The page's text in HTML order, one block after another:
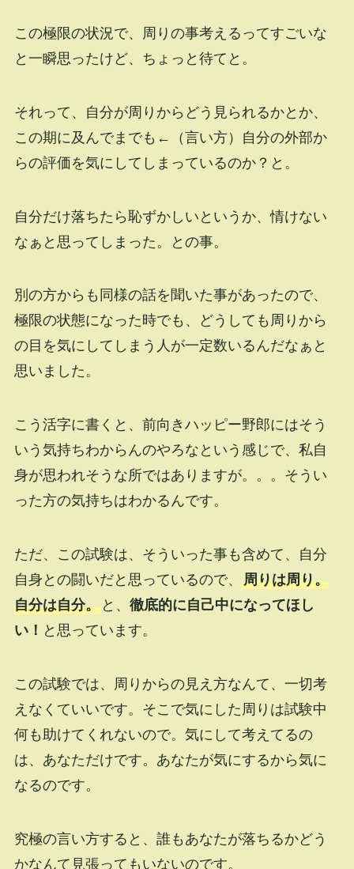
この極限の状況で、周りの事考えるってすごいな
と一瞬思ったけど、ちょっと待てと。
それって、自分が周りからどう見られるかとか、
この期に及んでまでも←（言い方）自分の外部か
らの評価を気にしてしまっているのか？と。
自分だけ落ちたら恥ずかしいというか、情けない
なぁと思ってしまった。との事。
別の方からも同様の話を聞いた事があったので、
極限の状態になった時でも、どうしても周りから
の目を気にしてしまう人が一定数いるんだなぁと
思いました。
こう活字に書くと、前向きハッピー野郎にはそう
いう気持ちわからんのやろなという感じで、私自
身が思われそうな所ではありますが。。。そうい
った方の気持ちはわかるんです。
ただ、この試験は、そういった事も含めて、自分
自身との闘いだと思っているので、 周りは周り。
自分は自分。と、 徹底的に自己中になってほし
い！ と思っています。
この試験では、周りからの見え方なんて、一切考
えなくていいです。そこで気にした周りは試験中
何も助けてくれないので。気にして考えてるの
は、あなただけです。あなたが気にするから気に
なるのです。
究極の言い方すると、誰もあなたが落ちるかどう
かなんて見張ってもいないのです。